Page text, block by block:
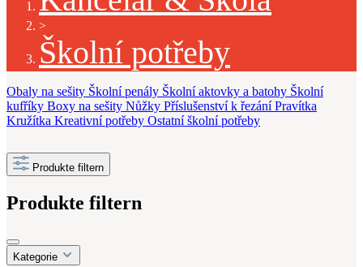
>
Školní potřeby
Obaly na sešity Školní penály Školní aktovky a batohy Školní
kufříky Boxy na sešity Nůžky Příslušenství k řezání Pravítka
Kružítka Kreativní potřeby Ostatní školní potřeby
Produkte filtern
Produkte filtern
Kategorie